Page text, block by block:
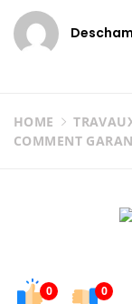
HOME
COMMENT
0 0